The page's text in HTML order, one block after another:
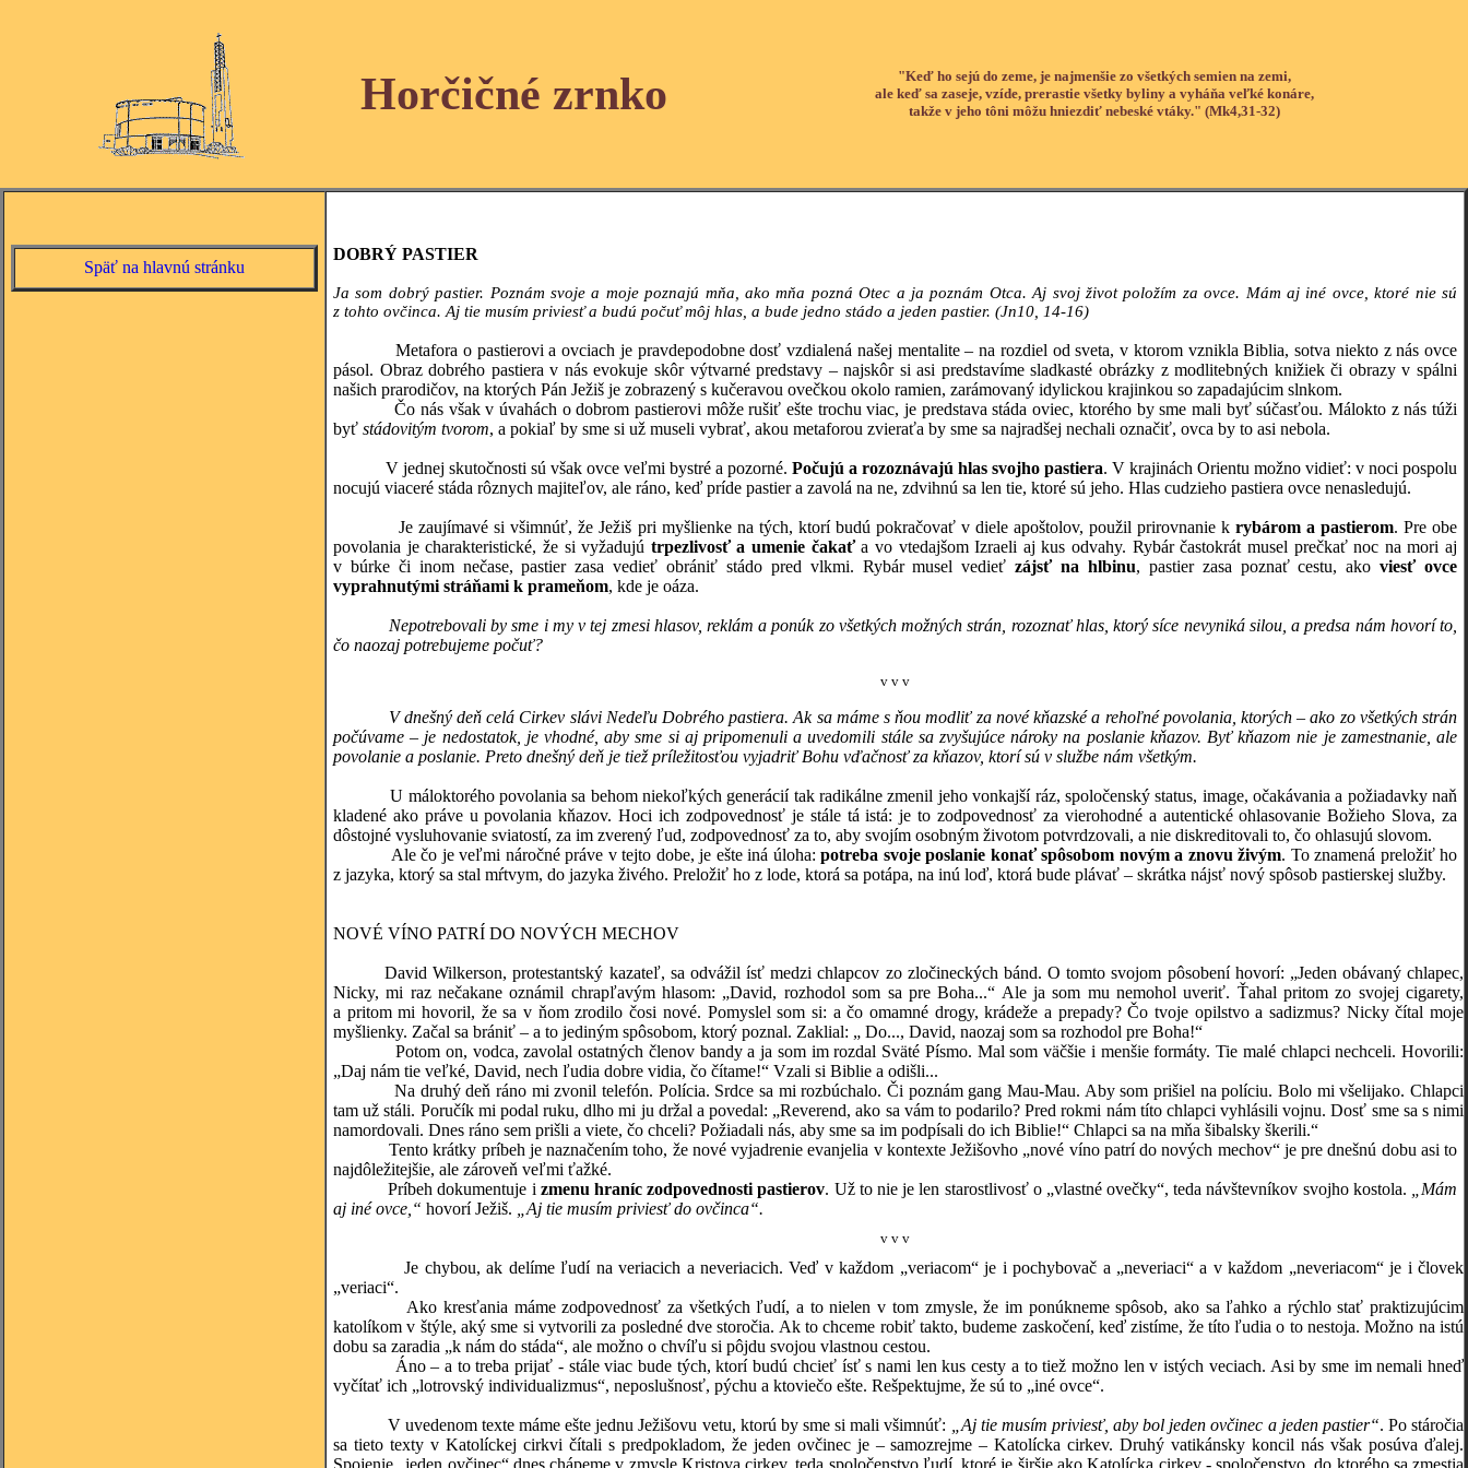
Horčičné zrnko
"Keď ho sejú do zeme, je najmenšie zo všetkých semien na zemi,
ale keď sa zaseje, vzíde, prerastie všetky byliny a vyháňa veľké konáre,
takže v jeho tôni môžu hniezdiť nebeské vtáky." (Mk4,31-32)
Späť na hlavnú stránku
DOBRÝ PASTIER
Ja som dobrý pastier. Poznám svoje a moje poznajú mňa, ako mňa pozná Otec a ja poznám Otca. Aj svoj život položím za ovce. Mám aj iné ovce, ktoré nie sú
z tohto ovčinca. Aj tie musím priviesť a budú počuť môj hlas, a bude jedno stádo a jeden pastier. (Jn10, 14-16)
Metafora o pastierovi a ovciach je pravdepodobne dosť vzdialená našej mentalite – na rozdiel od sveta, v ktorom vznikla Biblia, sotva niekto z nás ovce
pásol. Obraz dobrého pastiera v nás evokuje skôr výtvarné predstavy – najskôr si asi predstavíme sladkasté obrázky z modlitebných knižiek či obrazy v spálni
našich prarodičov, na ktorých Pán Ježiš je zobrazený s kučeravou ovečkou okolo ramien, zarámovaný idylickou krajinkou so zapadajúcim slnkom.
Čo nás však v úvahách o dobrom pastierovi môže rušiť ešte trochu viac, je predstava stáda oviec, ktorého by sme mali byť súčasťou. Málokto z nás túži
byť stádovitým tvorom, a pokiaľ by sme si už museli vybrať, akou metaforou zvieraťa by sme sa najradšej nechali označiť, ovca by to asi nebola.
V jednej skutočnosti sú však ovce veľmi bystré a pozorné. Počujú a rozoznávajú hlas svojho pastiera. V krajinách Orientu možno vidieť: v noci pospolu
nocujú viaceré stáda rôznych majiteľov, ale ráno, keď príde pastier a zavolá na ne, zdvihnú sa len tie, ktoré sú jeho. Hlas cudzieho pastiera ovce nenasledujú.
Je zaujímavé si všimnúť, že Ježiš pri myšlienke na tých, ktorí budú pokračovať v diele apoštolov, použil prirovnanie k rybárom a pastierom. Pre obe
povolania je charakteristické, že si vyžadujú trpezlivosť a umenie čakaťa vo vtedajšom Izraeli aj kus odvahy. Rybár častokrát musel prečkať noc na mori aj
v búrke či inom nečase, pastier zasa vedieť obrániť stádo pred vlkmi. Rybár musel vedieťzájsť na hlbinu, pastier zasa poznať cestu, akoviesť ovce
vyprahnutými stráňami k prameňom, kde je oáza.
Nepotrebovali by sme i my v tej zmesi hlasov, reklám a ponúk zo všetkých možných strán, rozoznať hlas, ktorý síce nevyniká silou, a predsa nám hovorí to,
čo naozaj potrebujeme počuť?
v v v
V dnešný deň celá Cirkev slávi Nedeľu Dobrého pastiera. Ak sa máme s ňou modliť za nové kňazské a rehoľné povolania, ktorých – ako zo všetkých strán
počúvame – je nedostatok, je vhodné, aby sme si aj pripomenuli a uvedomili stále sa zvyšujúce nároky na poslanie kňazov. Byť kňazom nie je zamestnanie, ale
povolanie a poslanie. Preto dnešný deň je tiež príležitosťou vyjadriť Bohu vďačnosť za kňazov, ktorí sú v službe nám všetkým.
U máloktorého povolania sa behom niekoľkých generácií tak radikálne zmenil jeho vonkajší ráz, spoločenský status, image, očakávania a požiadavky naň
kladené ako práve u povolania kňazov. Hoci ich zodpovednosť je stále tá istá: je to zodpovednosť za vierohodné a autentické ohlasovanie Božieho Slova, za
dôstojné vysluhovanie sviatostí, za im zverený ľud, zodpovednosť za to, aby svojím osobným životom potvrdzovali, a nie diskreditovali to, čo ohlasujú slovom.
Ale čo je veľmi náročné práve v tejto dobe, je ešte iná úloha:potreba svoje poslanie konať spôsobom novým a znovu živým. To znamená preložiť ho
z jazyka, ktorý sa stal mŕtvym, do jazyka živého. Preložiť ho z lode, ktorá sa potápa, na inú loď, ktorá bude plávať – skrátka nájsť nový spôsob pastierskej služby.
NOVÉ VÍNO PATRÍ DO NOVÝCH MECHOV
David Wilkerson, protestantský kazateľ, sa odvážil ísť medzi chlapcov zo zločineckých bánd. O tomto svojom pôsobení hovorí: „Jeden obávaný chlapec,
Nicky, mi raz nečakane oznámil chrapľavým hlasom: „David, rozhodol som sa pre Boha...“ Ale ja som mu nemohol uveriť. Ťahal pritom zo svojej cigarety,
a pritom mi hovoril, že sa v ňom zrodilo čosi nové. Pomyslel som si: a čo omamné drogy, krádeže a prepady? Čo tvoje opilstvo a sadizmus? Nicky čítal moje
myšlienky. Začal sa brániť – a to jediným spôsobom, ktorý poznal. Zaklial: „ Do..., David, naozaj som sa rozhodol pre Boha!“
Potom on, vodca, zavolal ostatných členov bandy a ja som im rozdal Sväté Písmo. Mal som väčšie i menšie formáty. Tie malé chlapci nechceli. Hovorili:
„Daj nám tie veľké, David, nech ľudia dobre vidia, čo čítame!“ Vzali si Biblie a odišli...
Na druhý deň ráno mi zvonil telefón. Polícia. Srdce sa mi rozbúchalo. Či poznám gang Mau-Mau. Aby som prišiel na políciu. Bolo mi všelijako. Chlapci
tam už stáli. Poručík mi podal ruku, dlho mi ju držal a povedal: „Reverend, ako sa vám to podarilo? Pred rokmi nám títo chlapci vyhlásili vojnu. Dosť sme sa s nimi
namordovali. Dnes ráno sem prišli a viete, čo chceli? Požiadali nás, aby sme sa im podpísali do ich Biblie!“ Chlapci sa na mňa šibalsky škerili.“
Tento krátky príbeh je naznačením toho, že nové vyjadrenie evanjelia v kontexte Ježišovho „nové víno patrí do nových mechov“ je pre dnešnú dobu asi to
najdôležitejšie, ale zároveň veľmi ťažké.
Príbeh dokumentuje i zmenu hraníc zodpovednosti pastierov. Už to nie je len starostlivosť o „vlastné ovečky“, teda návštevníkov svojho kostola.
„Mám
aj iné ovce,“ hovorí Ježiš. „Aj tie musím priviesť do ovčinca“.
v v v
Je chybou, ak delíme ľudí na veriacich a neveriacich. Veď v každom „veriacom“ je i pochybovač a „neveriaci“ a v každom „neveriacom“ je i človek
„veriaci“.
Ako kresťania máme zodpovednosť za všetkých ľudí, a to nielen v tom zmysle, že im ponúkneme spôsob, ako sa ľahko a rýchlo stať praktizujúcim
katolíkom v štýle, aký sme si vytvorili za posledné dve storočia. Ak to chceme robiť takto, budeme zaskočení, keď zistíme, že títo ľudia o to nestoja. Možno na istú
dobu sa zaradia „k nám do stáda“, ale možno o chvíľu si pôjdu svojou vlastnou cestou.
Áno – a to treba prijať - stále viac bude tých, ktorí budú chcieť ísť s nami len kus cesty a to tiež možno len v istých veciach. Asi by sme im nemali hneď
vyčítať ich „lotrovský individualizmus“, neposlušnosť, pýchu a ktoviečo ešte. Rešpektujme, že sú to „iné ovce“.
V uvedenom texte máme ešte jednu Ježišovu vetu, ktorú by sme si mali všimnúť: „Aj tie musím priviesť, aby bol jeden ovčinec a jeden pastier“. Po stáročia
sa tieto texty v Katolíckej cirkvi čítali s predpokladom, že jeden ovčinec je – samozrejme – Katolícka cirkev. Druhý vatikánsky koncil nás však posúva ďalej.
Spojenie „jeden ovčinec“ dnes chápeme v zmysle Kristova cirkev, teda spoločenstvo ľudí, ktoré je širšie ako Katolícka cirkev - spoločenstvo, do ktorého sa zmestia